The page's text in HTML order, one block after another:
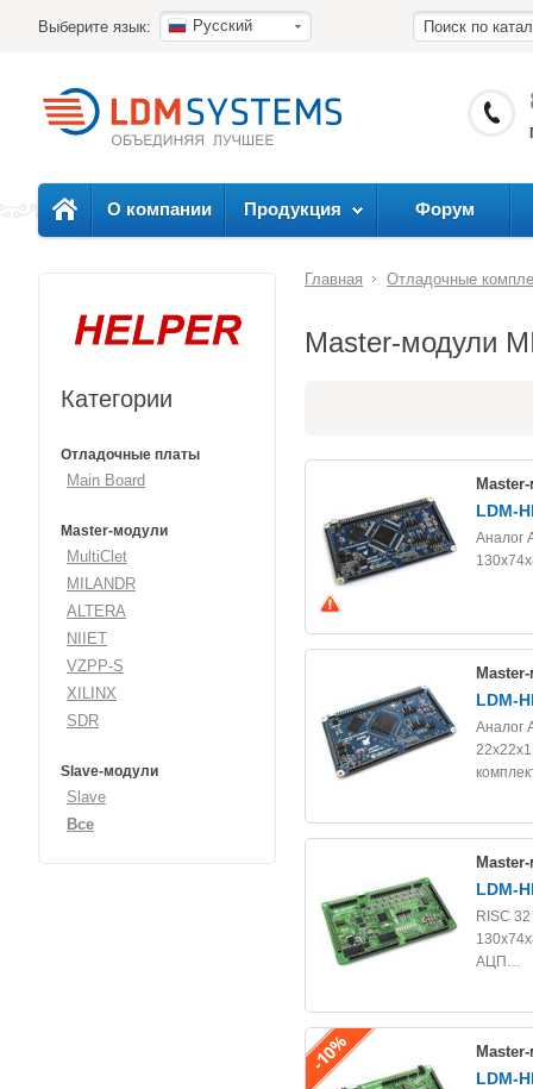
Выберите язык: Русский
О компании Продукция Форум
Главная Отладочные
Master-модули
LDM-
Аналог
LDM-
Аналог
LDM-
RISC
АЦП…
LDM-
Категории
Отладочные платы
Main Board
Master-модули
MultiClet
MILANDR
ALTERA
NIIET
VZPP-S
XILINX
SDR
Slave-модули
Slave
Все